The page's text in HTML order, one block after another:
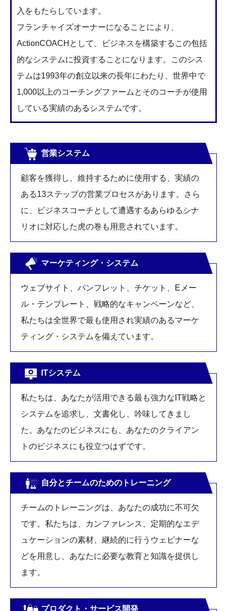
入をもたらしています。
フランチャイズオーナーになることにより、
ActionCOACHとして、ビジネスを構築するこの包括
的なシステムに投資することになります。このシス
テムは1993年の創立以来の長年にわたり、世界中で
1,000以上のコーチングファームとそのコーチが使用
している実績のあるシステムです。
営業システム
顧客を獲得し、維持するために使用する、実績の
ある13ステップの営業プロセスがあります。さら
に、ビジネスコーチとして遭遇するあらゆるシナ
リオに対応した虎の巻も用意されています。
マーケティング・システム
ウェブサイト、パンフレット、チケット、Eメー
ル・テンプレート、戦略的なキャンペーンなど、
私たちは全世界で最も使用され実績のあるマーケ
ティング・システムを備えています。
ITシステム
私たちは、あなたが活用できる最も強力なIT戦略と
システムを追求し、文書化し、吟味してきまし
た。あなたのビジネスにも、あなたのクライアン
トのビジネスにも役立つはずです。
自分とチームのためのトレーニング
チームのトレーニングは、あなたの成功に不可欠
です。私たちは、カンファレンス、定期的なエデ
ュケーションの素材、継続的に行うウェビナーな
どを用意し、あなたに必要な教育と知識を提供し
ます。
プロダクト・サービス開発